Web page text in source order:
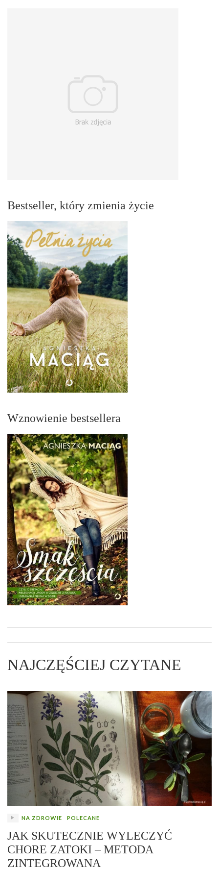
Bestseller, który zmienia życie
Wznowienie bestsellera
NAJCZĘŚCIEJ CZYTANE
NA ZDROWIE POLECANE
JAK SKUTECZNIE WYLECZYĆ
CHORE ZATOKI – METODA
ZINTEGROWANA